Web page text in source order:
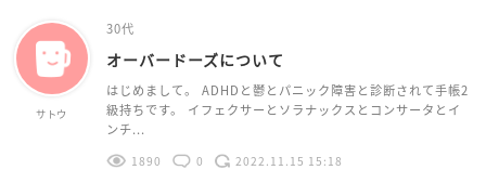
サトウ
30代
オーバードーズについて
はじめまして。 ADHDと鬱とパニック障害と診断されて手帳2
級持ちです。 イフェクサーとソラナックスとコンサータとイ
ンチ...
1890 0 2022.11.15 15:18